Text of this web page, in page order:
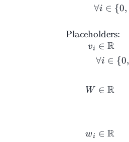
∀i ∈ {0,
Placeholders:
vi
W
wi
∈ R
∀i ∈ {0,
∈ R
∈ R